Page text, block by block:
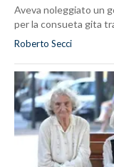
Aveva noleggiato un
per la consueta gita
Roberto Secci